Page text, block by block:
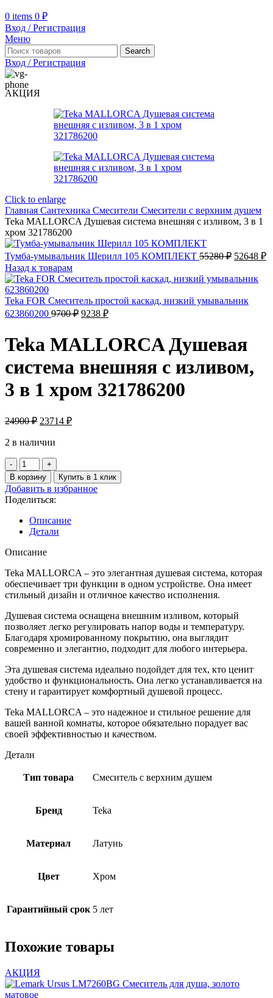
0 items 0 ₽
Вход / Регистрация
Меню
Search
Вход / Регистрация
АКЦИЯ
Click to enlarge
Главная Сантехника Смесители Смесители с верхним душем
Teka MALLORCA Душевая система внешняя с изливом, 3 в 1
хром 321786200
Тумба-умывальник Шерилл 105 КОМПЛЕКТ 55280₽ 52648 ₽
Назад к товарам
Teka FOR Смеситель простой каскад, низкий умывальник
623860200 9700₽ Первоначальная
9700 ₽.
9238 ₽Текущая
Teka MALLORCA Душевая
система внешняя с изливом,
3 в 1 хром 321786200
24900₽ Первоначальная
составляла
23714 ₽Текущая
2 в наличии
Количество
товара
Teka
MALLORCA
Душевая
система
внешняя
изливом,
в
1
хром
В корзину Купить в 1 клик
Добавить в избранное
Поделиться:
Описание
Детали
Описание
Teka MALLORCA – это элегантная душевая система, которая
обеспечивает три функции в одном устройстве. Она имеет
стильный дизайн и отличное качество исполнения.
Душевая система оснащена внешним изливом, который
позволяет легко регулировать напор воды и температуру.
Благодаря хромированному покрытию, она выглядит
современно и элегантно, подходит для любого интерьера.
Эта душевая система идеально подойдет для тех, кто ценит
удобство и функциональность. Она легко устанавливается на
стену и гарантирует комфортный душевой процесс.
Teka MALLORCA – это надежное и стильное решение для
вашей ванной комнаты, которое обязательно порадует вас
своей эффективностью и качеством.
Детали
Тип товара Смеситель с верхним душем
Бренд Teka
Материал Латунь
Цвет Хром
Гарантийный срок 5 лет
Похожие товары
АКЦИЯ